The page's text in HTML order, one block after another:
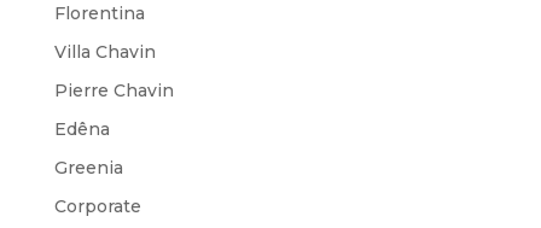
Florentina
Villa Chavin
Pierre Chavin
Edêna
Greenia
Corporate